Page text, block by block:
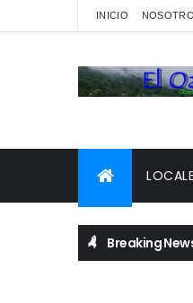
INICIO
Breaking
Falleció